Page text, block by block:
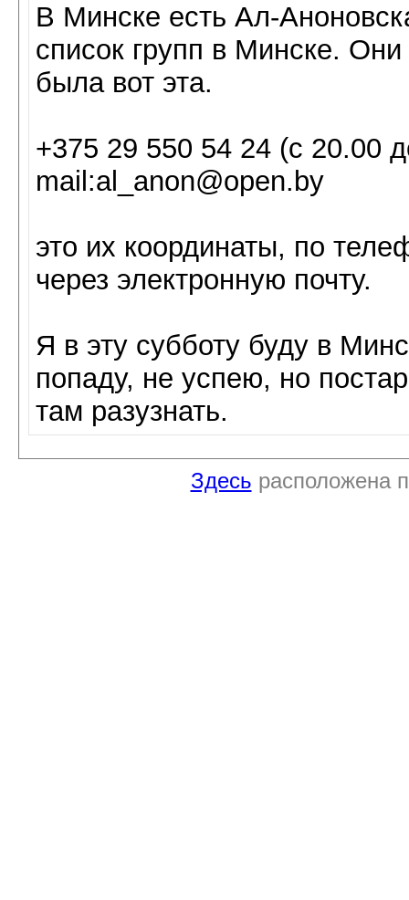
В Минске есть Ал-
список групп в Минске. Они
была вот эта.
+375 29 550 54 24 (с 20.00
mail:al_anon@open.by
это их координаты, по
через электронную почту.
Я в эту субботу буду в
попаду, не успею, но
там разузнать.
Здесь расположена